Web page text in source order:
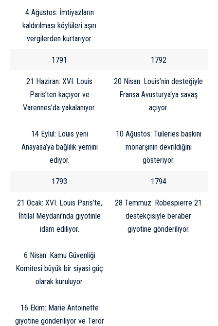
4 Ağustos: İmtiyazların
kaldırılması köylüleri aşırı
vergilerden kurtarıyor.
1791 1792
21 Haziran: XVI. Louis
Paris’ten kaçıyor ve
Varennes’da yakalanıyor.
14 Eylül: Louis yeni
Anayasa’ya bağlılık yemini
ediyor.
20 Nisan: Louis’nin desteğiyle
Fransa Avusturya‘ya savaş
açıyor.
10 Ağustos: Tuileries baskını
monarşinin devrildiğini
gösteriyor.
1793 1794
21 Ocak: XVI. Louis Paris’te,
İhtilal Meydanı’nda giyotinle
idam ediliyor.
6 Nisan: Kamu Güvenliği
Komitesi büyük bir siyasi güç
olarak kuruluyor.
16 Ekim: Marie Antoinette
giyotine gönderiliyor ve Terör
28 Temmuz: Robespierre 21
destekçisiyle beraber
giyotine gönderiliyor.